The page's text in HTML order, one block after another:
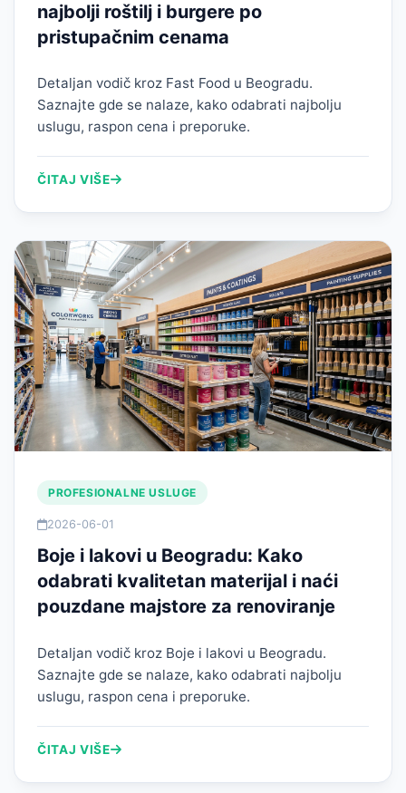
najbolji roštilj i burgere po
pristupačnim cenama
Detaljan vodič kroz Fast Food u Beogradu.
Saznajte gde se nalaze, kako odabrati najbolju
uslugu, raspon cena i preporuke.
ČITAJ VIŠE
PROFESIONALNE USLUGE
2026-06-01
Boje i lakovi u Beogradu: Kako
odabrati kvalitetan materijal i naći
pouzdane majstore za renoviranje
Detaljan vodič kroz Boje i lakovi u Beogradu.
Saznajte gde se nalaze, kako odabrati najbolju
uslugu, raspon cena i preporuke.
ČITAJ VIŠE